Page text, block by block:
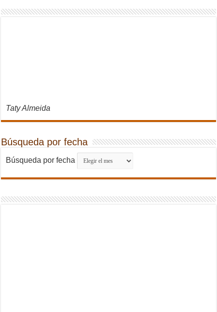
Taty Almeida
Búsqueda por fecha
Búsqueda por fecha